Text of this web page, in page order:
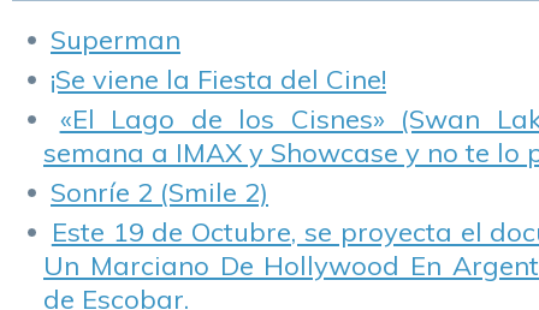
Superman
¡Se viene la Fiesta del Cine!
«El Lago de los Cisnes» (Swan
semana a IMAX y Showcase y no te lo
Sonríe 2 (Smile 2)
Este 19 de Octubre, se proyecta el
Un Marciano De Hollywood En
de Escobar.